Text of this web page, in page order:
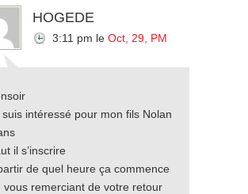
HOGEDE
3:11 pm le Oct, 29, PM
suis intéressé pour mon fils Nolan
il s’inscrire
de quel heure ça commence
vous remerciant de votre retour